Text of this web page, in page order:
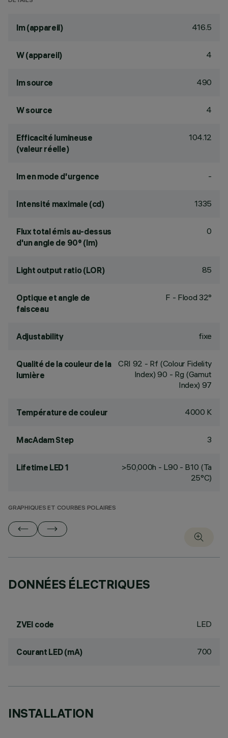
lm (appareil) 416.5
W (appareil) 4
lm source 490
W source 4
Efficacité lumineuse
(valeur réelle)
104.12
lm en mode d'urgence -
Intensité maximale (cd) 1335
Flux total émis au-dessus
d'un angle de 90° (lm)
0
Light output ratio (LOR) 85
Optique et angle de
faisceau
F - Flood 32°
Adjustability fixe
Qualité de la couleur de la
lumière
CRI 92 - Rf (Colour Fidelity
Index) 90 - Rg (Gamut
Index) 97
Température de couleur 4000 K
MacAdam Step 3
Lifetime LED 1
>50,000h - L90 - B10 (Ta
25°C)
GRAPHIQUES ET COURBES POLAIRES
DONNÉES ÉLECTRIQUES
ZVEI code LED
Courant LED (mA) 700
INSTALLATION